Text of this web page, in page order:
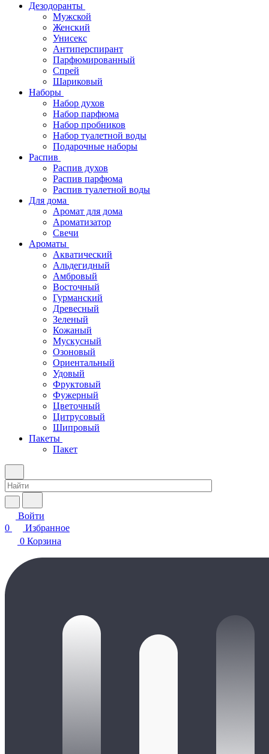
Дезодоранты
Мужской
Женский
Унисекс
Антиперспирант
Парфюмированный
Спрей
Шариковый
Наборы
Набор духов
Набор парфюма
Набор пробников
Набор туалетной воды
Подарочные наборы
Распив
Распив духов
Распив парфюма
Распив туалетной воды
Для дома
Аромат для дома
Ароматизатор
Свечи
Ароматы
Акватический
Альдегидный
Амбровый
Восточный
Гурманский
Древесный
Зеленый
Кожаный
Мускусный
Озоновый
Ориентальный
Удовый
Фруктовый
Фужерный
Цветочный
Цитрусовый
Шипровый
Пакеты
Пакет
Войти
0
Избранное
0 Корзина